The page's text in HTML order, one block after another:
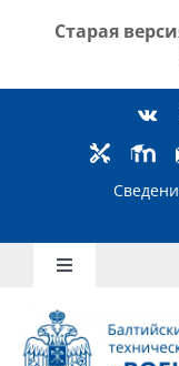
Старая
Toggle
Школьникам